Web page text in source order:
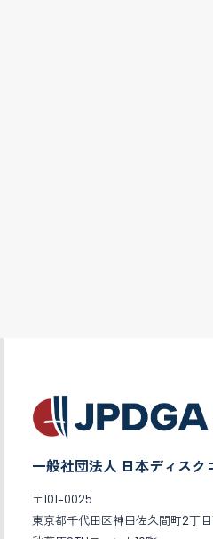
一般社団法人 日本ディスク
〒101-0025
東京都千代田区神田佐久間町2丁目